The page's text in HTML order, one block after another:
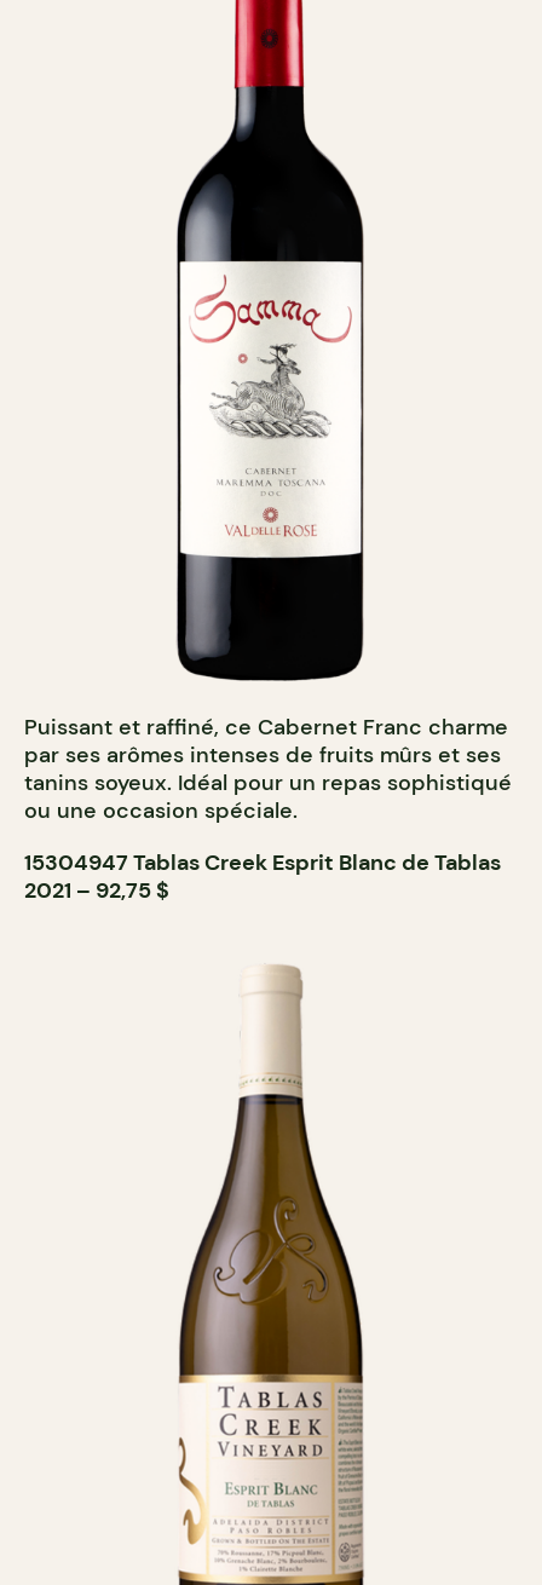
Puissant et raffiné, ce Cabernet Franc charme
par ses arômes intenses de fruits mûrs et ses
tanins soyeux. Idéal pour un repas sophistiqué
ou une occasion spéciale.
15304947 Tablas Creek Esprit Blanc de Tablas
2021 – 92,75 $